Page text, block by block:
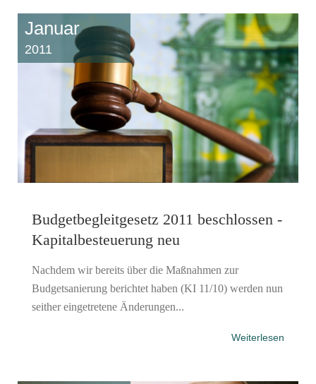
Januar
2011
Budgetbegleitgesetz 2011 beschlossen -
Kapitalbesteuerung neu
Nachdem wir bereits über die Maßnahmen zur
Budgetsanierung berichtet haben (KI 11/10) werden nun
seither eingetretene Änderungen...
Weiterlesen